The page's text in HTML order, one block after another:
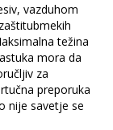
vazduhom
težina
mora da
za
preporuka
nije savetje se